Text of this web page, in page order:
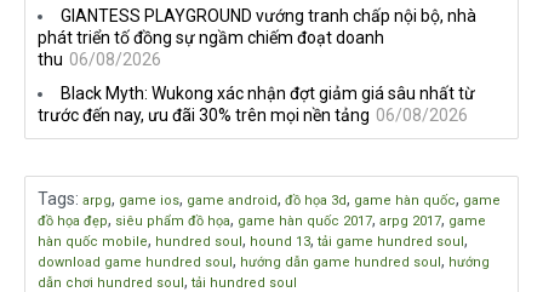
GIANTESS PLAYGROUND vướng tranh chấp nội bộ, nhà
phát triển tố đồng sự ngầm chiếm đoạt doanh
thu 06/08/2026
Black Myth: Wukong xác nhận đợt giảm giá sâu nhất từ
trước đến nay, ưu đãi 30% trên mọi nền tảng 06/08/2026
Tags: arpg, game ios, game android, đồ họa 3d, game hàn quốc, game
đồ họa đẹp, siêu phẩm đồ họa, game hàn quốc 2017, arpg 2017, game
hàn quốc mobile, hundred soul, hound 13, tải game hundred soul,
download game hundred soul, hướng dẫn game hundred soul, hướng
dẫn chơi hundred soul, tải hundred soul